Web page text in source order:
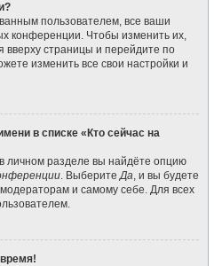
пользователем, все ваши
конференции. Чтобы изменить их,
вверху страницы и перейдите по
изменить все свои настройки и
в списке «Кто сейчас на
личном разделе вы найдёте опцию
. ВыберитеДа, и вы будете
и самому себе. Для всех